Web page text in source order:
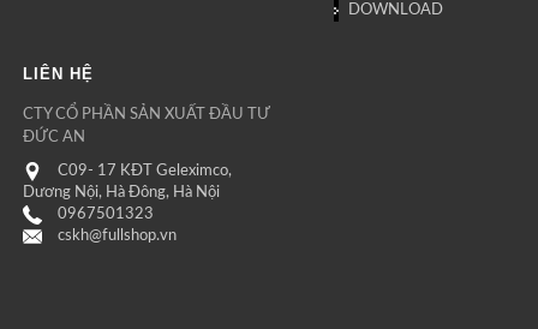
DOWNLOAD
LIÊN HỆ
CTY CỔ PHẦN SẢN XUẤT ĐẦU TƯ
ĐỨC AN
C09- 17 KĐT Geleximco,
Dương Nội, Hà Đông, Hà Nội
0967501323
cskh@fullshop.vn